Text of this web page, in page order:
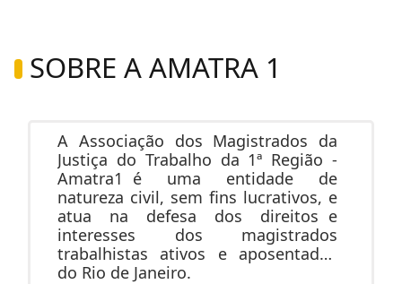
SOBRE A AMATRA 1
A Associação dos Magistrados da
Justiça do Trabalho da 1ª Região -
Amatra1 é uma entidade de
natureza civil, sem fins lucrativos, e
atua na defesa dos direitos e
interesses dos magistrados
trabalhistas ativos e aposentados
do Rio de Janeiro.